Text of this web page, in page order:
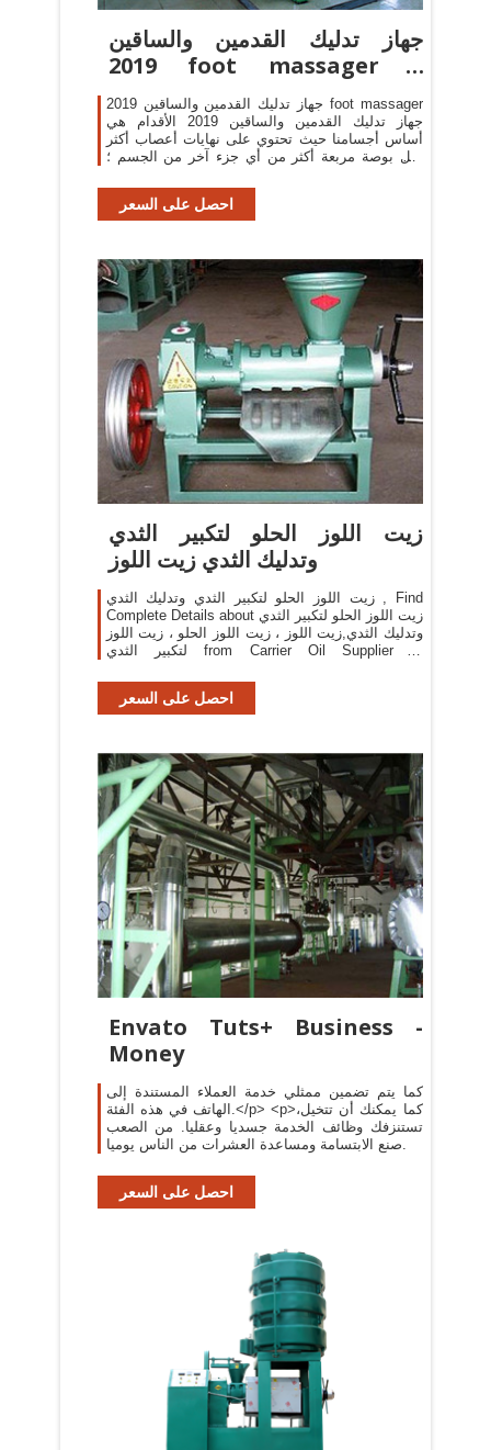
جهاز تدليك القدمين والساقين
2019 foot massager |
Nuseh.com
جهاز تدليك القدمين والساقين 2019 foot massager
جهاز تدليك القدمين والساقين 2019 الأقدام هي
أساس أجسامنا حيث تحتوي على نهايات أعصاب أكثر
لكل بوصة مربعة أكثر من أي جزء آخر من الجسم ؛
احصل على السعر
زيت اللوز الحلو لتكبير الثدي
وتدليك الثدي زيت اللوز
زيت اللوز الحلو لتكبير الثدي وتدليك الثدي , Find
Complete Details about زيت اللوز الحلو لتكبير الثدي
وتدليك الثدي,زيت اللوز ، زيت اللوز الحلو ، زيت اللوز
لتكبير الثدي from Carrier Oil Supplier or
احصل على السعر
Envato Tuts+ Business -
Money
كما يتم تضمين ممثلي خدمة العملاء المستندة إلى
الهاتف في هذه الفئة.</p> <p>كما يمكنك أن تتخيل،
تستنزفك وظائف الخدمة جسديا وعقليا. من الصعب
صنع الابتسامة ومساعدة العشرات من الناس يوميا.
احصل على السعر